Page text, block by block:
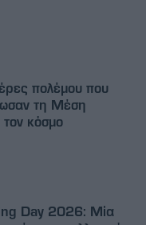
πολέμου που
τη Μέση
κόσμο
Day 2026: Μία